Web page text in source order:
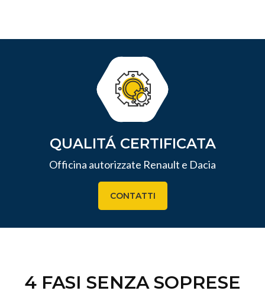
QUALITÁ CERTIFICATA
Officina autorizzate Renault e Dacia
CONTATTI
4 FASI SENZA SOPRESE